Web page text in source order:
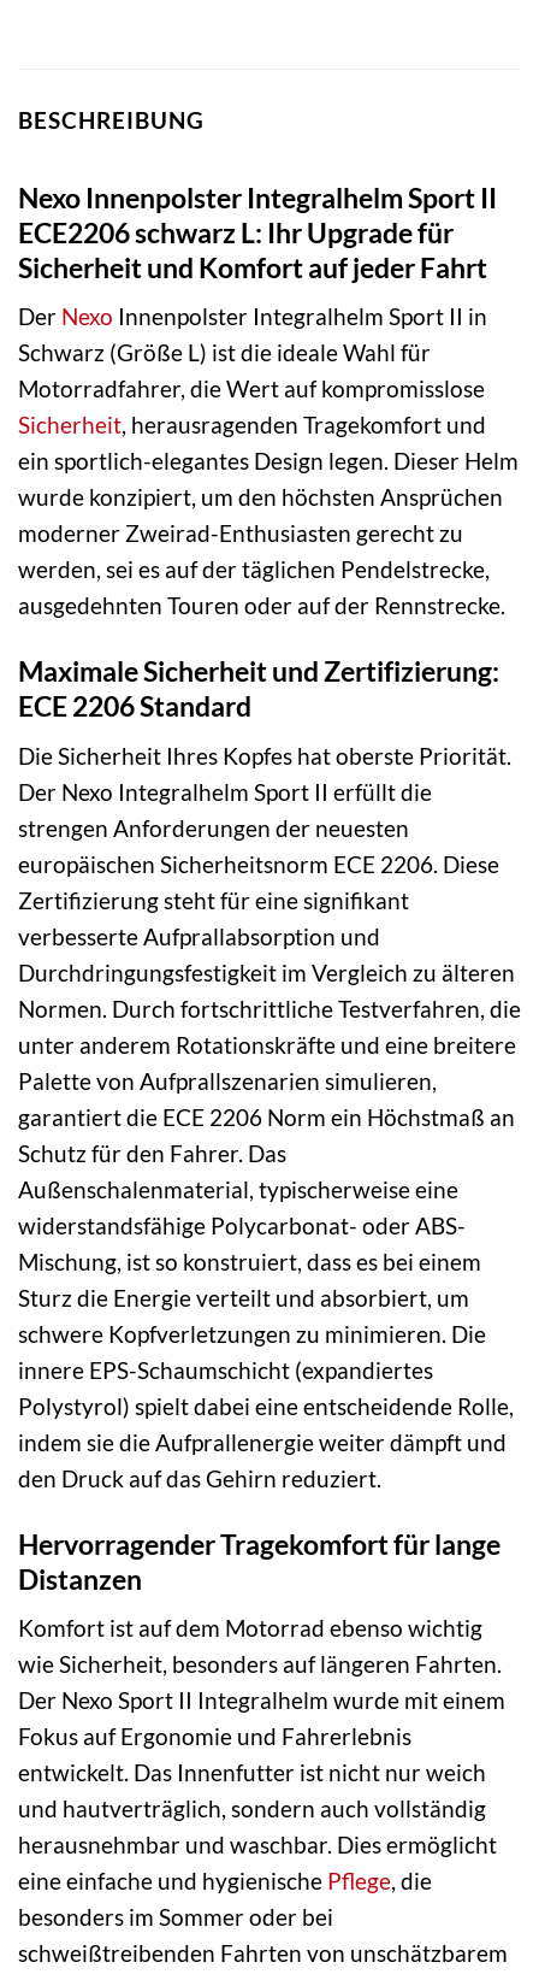
BESCHREIBUNG
Nexo Innenpolster Integralhelm Sport II
ECE2206 schwarz L: Ihr Upgrade für
Sicherheit und Komfort auf jeder Fahrt
Der Nexo Innenpolster Integralhelm Sport II in
Schwarz (Größe L) ist die ideale Wahl für
Motorradfahrer, die Wert auf kompromisslose
Sicherheit, herausragenden Tragekomfort und
ein sportlich-elegantes Design legen. Dieser Helm
wurde konzipiert, um den höchsten Ansprüchen
moderner Zweirad-Enthusiasten gerecht zu
werden, sei es auf der täglichen Pendelstrecke,
ausgedehnten Touren oder auf der Rennstrecke.
Maximale Sicherheit und Zertifizierung:
ECE 2206 Standard
Die Sicherheit Ihres Kopfes hat oberste Priorität.
Der Nexo Integralhelm Sport II erfüllt die
strengen Anforderungen der neuesten
europäischen Sicherheitsnorm ECE 2206. Diese
Zertifizierung steht für eine signifikant
verbesserte Aufprallabsorption und
Durchdringungsfestigkeit im Vergleich zu älteren
Normen. Durch fortschrittliche Testverfahren, die
unter anderem Rotationskräfte und eine breitere
Palette von Aufprallszenarien simulieren,
garantiert die ECE 2206 Norm ein Höchstmaß an
Schutz für den Fahrer. Das
Außenschalenmaterial, typischerweise eine
widerstandsfähige Polycarbonat- oder ABS-
Mischung, ist so konstruiert, dass es bei einem
Sturz die Energie verteilt und absorbiert, um
schwere Kopfverletzungen zu minimieren. Die
innere EPS-Schaumschicht (expandiertes
Polystyrol) spielt dabei eine entscheidende Rolle,
indem sie die Aufprallenergie weiter dämpft und
den Druck auf das Gehirn reduziert.
Hervorragender Tragekomfort für lange
Distanzen
Komfort ist auf dem Motorrad ebenso wichtig
wie Sicherheit, besonders auf längeren Fahrten.
Der Nexo Sport II Integralhelm wurde mit einem
Fokus auf Ergonomie und Fahrerlebnis
entwickelt. Das Innenfutter ist nicht nur weich
und hautverträglich, sondern auch vollständig
herausnehmbar und waschbar. Dies ermöglicht
eine einfache und hygienische Pflege, die
besonders im Sommer oder bei
schweißtreibenden Fahrten von unschätzbarem